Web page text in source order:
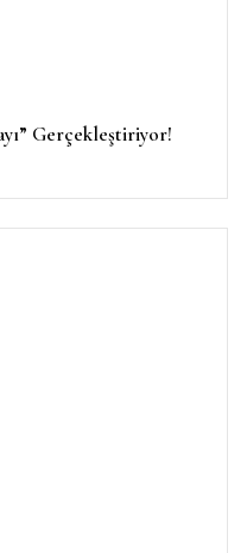
Gerçekleştiriyor!